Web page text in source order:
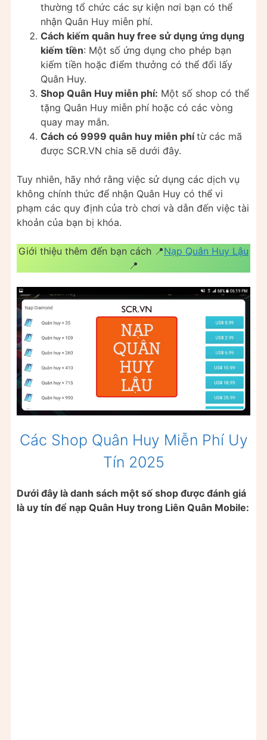
thường tổ chức các sự kiện nơi bạn có thể
nhận Quân Huy miễn phí.
Cách kiếm quân huy free sử dụng ứng dụng
kiếm tiền: Một số ứng dụng cho phép bạn
kiếm tiền hoặc điểm thưởng có thể đổi lấy
Quân Huy.
Shop Quân Huy miễn phí: Một số shop có thể
tặng Quân Huy miễn phí hoặc có các vòng
quay may mắn.
Cách có 9999 quân huy miễn phítừ các mã
được SCR.VN chia sẽ dưới đây.
Tuy nhiên, hãy nhớ rằng việc sử dụng các dịch vụ
không chính thức để nhận Quân Huy có thể vi
phạm các quy định của trò chơi và dẫn đến việc tài
khoản của bạn bị khóa.
Giới thiệu thêm đến bạn cách 📍Nạp Quân Huy Lậu
📍
Các Shop Quân Huy Miễn Phí Uy
Tín 2025
Dưới đây là danh sách một số shop được đánh giá
là uy tín để nạp Quân Huy trong Liên Quân Mobile: